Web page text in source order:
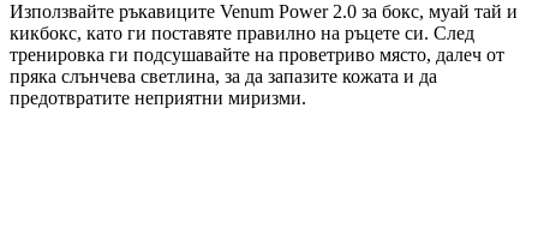
Използвайте ръкавиците Venum Power 2.0 за бокс, муай тай и
кикбокс, като ги поставяте правилно на ръцете си. След
тренировка ги подсушавайте на проветриво място, далеч от
пряка слънчева светлина, за да запазите кожата и да
предотвратите неприятни миризми.